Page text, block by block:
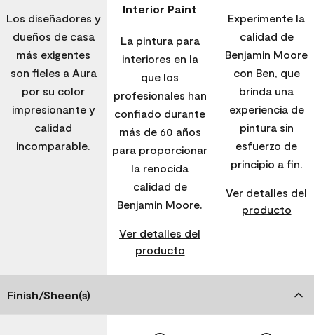
Los diseñadores y
dueños de casa
más exigentes
son fieles a Aura
por su color
impresionante y
calidad
incomparable.
Interior Paint
La pintura para
interiores en la
que los
profesionales han
confiado durante
más de 60 años
para proporcionar
la renocida
calidad de
Benjamin Moore.
Ver detalles del
producto
Experimente la
calidad de
Benjamin Moore
con Ben, que
brinda una
experiencia de
pintura sin
esfuerzo de
principio a fin.
Ver detalles del
producto
Finish/Sheen(s)